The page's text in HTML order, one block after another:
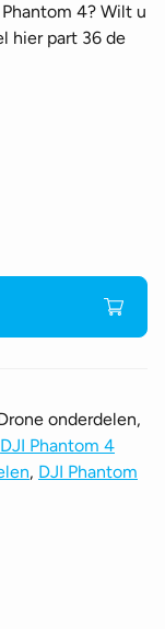
4? Wilt u
hier part 36 de
onderdelen,
DJI Phantom 4
, DJI Phantom